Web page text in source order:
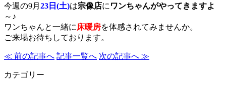
今週の9月 23日(土)は宗像店に ワンちゃんがやってきますよ
～ ♪
ワンちゃんと一緒に 床暖房を体感されてみませんか。
ご来場お待ちしております。
≪ 前の記事へ 記事一覧へ 次の記事へ ≫
カテゴリー